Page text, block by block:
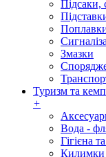
Підсаки,
Змазки
Туризм та
+
Вода -
Гігієна
Килимки